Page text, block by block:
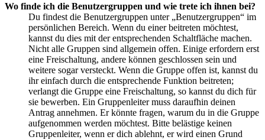
Wo finde ich die Benutzergruppen und wie trete ich ihnen bei?
Du findest die Benutzergruppen unter „Benutzergruppen“ im
persönlichen Bereich. Wenn du einer beitreten möchtest,
kannst du dies mit der entsprechenden Schaltfläche machen.
Nicht alle Gruppen sind allgemein offen. Einige erfordern erst
eine Freischaltung, andere können geschlossen sein und
weitere sogar versteckt. Wenn die Gruppe offen ist, kannst du
ihr einfach durch die entsprechende Funktion beitreten;
verlangt die Gruppe eine Freischaltung, so kannst du dich für
sie bewerben. Ein Gruppenleiter muss daraufhin deinen
Antrag annehmen. Er könnte fragen, warum du in die Gruppe
aufgenommen werden möchtest. Bitte belästige keinen
Gruppenleiter, wenn er dich ablehnt, er wird einen Grund